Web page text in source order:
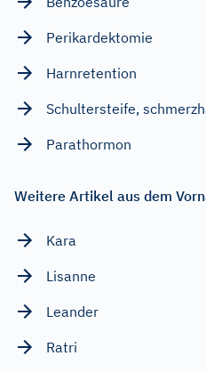
Perikardektomie
Harnretention
Schultersteife,
Parathormon
Weitere Artikel aus dem
Kara
Lisanne
Leander
Ratri